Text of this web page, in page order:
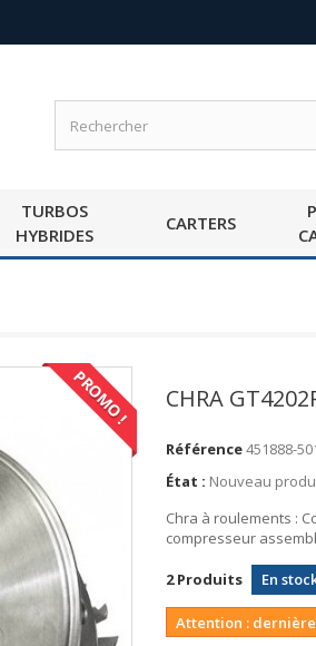
TURBOS
HYBRIDES
CARTERS
PROMO ! CHRA
Référence451888-
État : Nouveau
Chra à roulements :
compresseur
2 Produits En
Attention :